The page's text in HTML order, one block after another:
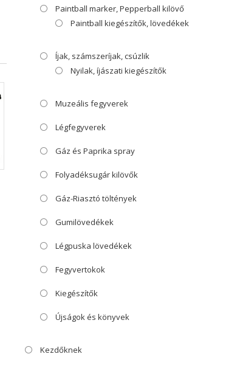
Paintball marker, Pepperball kilövő
Paintball kiegészítők, lövedékek
Íjak, számszeríjak, csúzlik
Nyilak, íjászati kiegészítők
Muzeális fegyverek
Légfegyverek
Gáz és Paprika spray
Folyadéksugár kilövők
Gáz-Riasztó töltények
Gumilövedékek
Légpuska lövedékek
Fegyvertokok
Kiegészítők
Újságok és könyvek
Kezdőknek